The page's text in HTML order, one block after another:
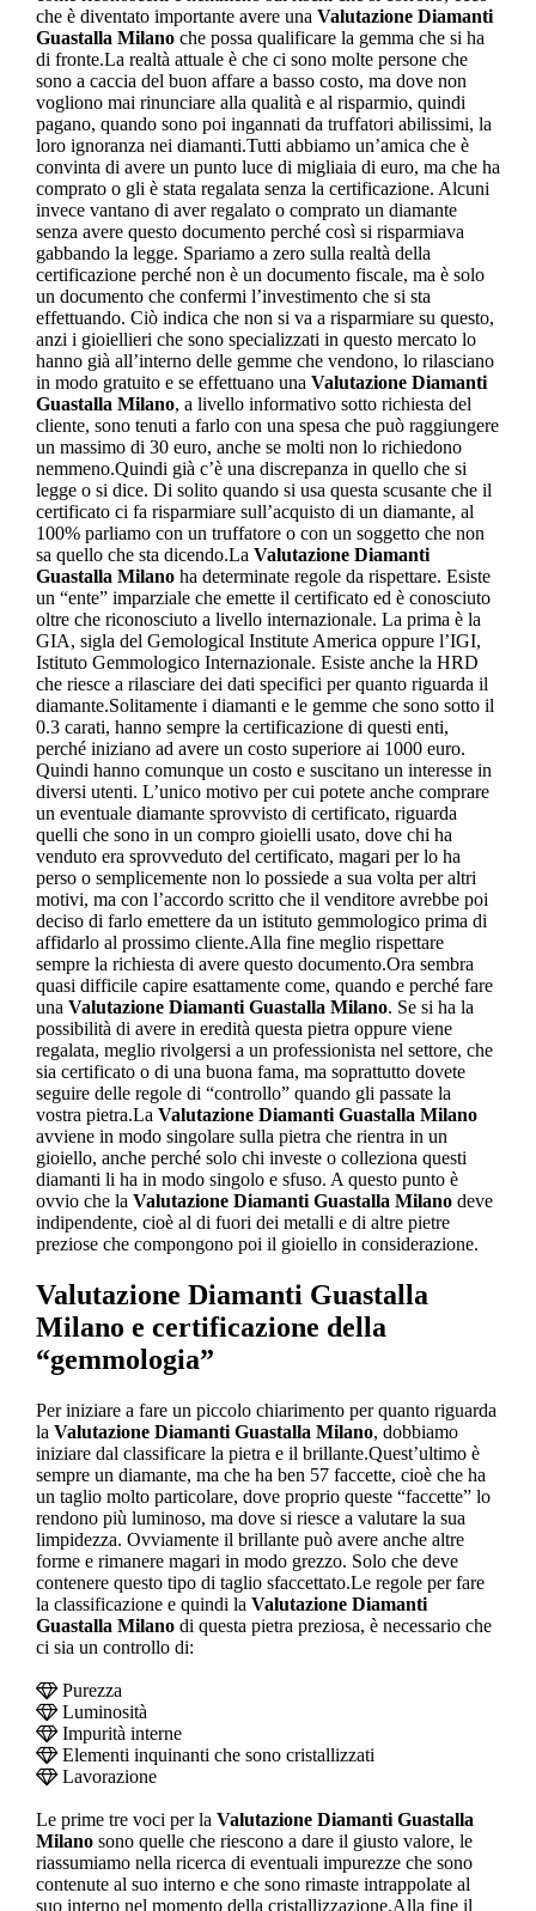
che è diventato importante avere una Valutazione Diamanti
Guastalla Milanoche possa qualificare la gemma che si ha
di fronte.La realtà attuale è che ci sono molte persone che
sono a caccia del buon affare a basso costo, ma dove non
vogliono mai rinunciare alla qualità e al risparmio, quindi
pagano, quando sono poi ingannati da truffatori abilissimi, la
loro ignoranza nei diamanti.Tutti abbiamo un’amica che è
convinta di avere un punto luce di migliaia di euro, ma che ha
comprato o gli è stata regalata senza la certificazione. Alcuni
invece vantano di aver regalato o comprato un diamante
senza avere questo documento perché così si risparmiava
gabbando la legge. Spariamo a zero sulla realtà della
certificazione perché non è un documento fiscale, ma è solo
un documento che confermi l’investimento che si sta
effettuando. Ciò indica che non si va a risparmiare su questo,
anzi i gioiellieri che sono specializzati in questo mercato lo
hanno già all’interno delle gemme che vendono, lo rilasciano
in modo gratuito e se effettuano una Valutazione Diamanti
Guastalla Milano, a livello informativo sotto richiesta del
cliente, sono tenuti a farlo con una spesa che può raggiungere
un massimo di 30 euro, anche se molti non lo richiedono
nemmeno.Quindi già c’è una discrepanza in quello che si
legge o si dice. Di solito quando si usa questa scusante che il
certificato ci fa risparmiare sull’acquisto di un diamante, al
100% parliamo con un truffatore o con un soggetto che non
sa quello che sta dicendo.La Valutazione Diamanti
Guastalla Milanoha determinate regole da rispettare. Esiste
un “ente” imparziale che emette il certificato ed è conosciuto
oltre che riconosciuto a livello internazionale. La prima è la
GIA, sigla del Gemological Institute America oppure l’IGI,
Istituto Gemmologico Internazionale. Esiste anche la HRD
che riesce a rilasciare dei dati specifici per quanto riguarda il
diamante.Solitamente i diamanti e le gemme che sono sotto il
0.3 carati, hanno sempre la certificazione di questi enti,
perché iniziano ad avere un costo superiore ai 1000 euro.
Quindi hanno comunque un costo e suscitano un interesse in
diversi utenti. L’unico motivo per cui potete anche comprare
un eventuale diamante sprovvisto di certificato, riguarda
quelli che sono in un compro gioielli usato, dove chi ha
venduto era sprovveduto del certificato, magari per lo ha
perso o semplicemente non lo possiede a sua volta per altri
motivi, ma con l’accordo scritto che il venditore avrebbe poi
deciso di farlo emettere da un istituto gemmologico prima di
affidarlo al prossimo cliente.Alla fine meglio rispettare
sempre la richiesta di avere questo documento.Ora sembra
quasi difficile capire esattamente come, quando e perché fare
una Valutazione Diamanti Guastalla Milano. Se si ha la
possibilità di avere in eredità questa pietra oppure viene
regalata, meglio rivolgersi a un professionista nel settore, che
sia certificato o di una buona fama, ma soprattutto dovete
seguire delle regole di “controllo” quando gli passate la
vostra pietra.La Valutazione Diamanti Guastalla Milano
avviene in modo singolare sulla pietra che rientra in un
gioiello, anche perché solo chi investe o colleziona questi
diamanti li ha in modo singolo e sfuso. A questo punto è
ovvio che la Valutazione Diamanti Guastalla Milanodeve
indipendente, cioè al di fuori dei metalli e di altre pietre
preziose che compongono poi il gioiello in considerazione.
Valutazione Diamanti Guastalla
Milano e certificazione della
“gemmologia”
Per iniziare a fare un piccolo chiarimento per quanto riguarda
la Valutazione Diamanti Guastalla Milano, dobbiamo
iniziare dal classificare la pietra e il brillante.Quest’ultimo è
sempre un diamante, ma che ha ben 57 faccette, cioè che ha
un taglio molto particolare, dove proprio queste “faccette” lo
rendono più luminoso, ma dove si riesce a valutare la sua
limpidezza. Ovviamente il brillante può avere anche altre
forme e rimanere magari in modo grezzo. Solo che deve
contenere questo tipo di taglio sfaccettato.Le regole per fare
la classificazione e quindi la Valutazione Diamanti
Guastalla Milanodi questa pietra preziosa, è necessario che
ci sia un controllo di:
Purezza
Luminosità
Impurità interne
Elementi inquinanti che sono cristallizzati
Lavorazione
Le prime tre voci per la Valutazione Diamanti Guastalla
Milanosono quelle che riescono a dare il giusto valore, le
riassumiamo nella ricerca di eventuali impurezze che sono
contenute al suo interno e che sono rimaste intrappolate al
suo interno nel momento della cristallizzazione.Alla fine il